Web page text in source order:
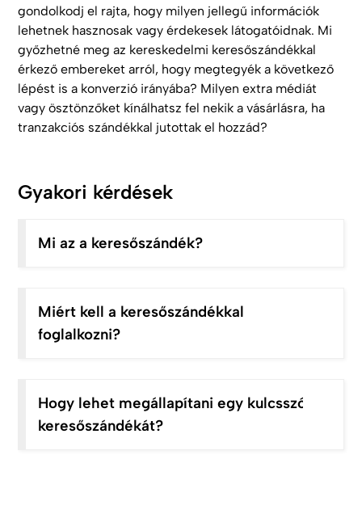
gondolkodj el rajta, hogy milyen jellegű információk
lehetnek hasznosak vagy érdekesek látogatóidnak. Mi
győzhetné meg az kereskedelmi keresőszándékkal
érkező embereket arról, hogy megtegyék a következő
lépést is a konverzió irányába? Milyen extra médiát
vagy ösztönzőket kínálhatsz fel nekik a vásárlásra, ha
tranzakciós szándékkal jutottak el hozzád?
Gyakori kérdések
Mi az a keresőszándék?
Miért kell a keresőszándékkal
foglalkozni?
Hogy lehet megállapítani egy kulcsszó
keresőszándékát?